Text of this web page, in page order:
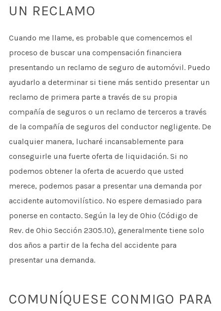
UN RECLAMO
Cuando me llame, es probable que comencemos el
proceso de buscar una compensación financiera
presentando un reclamo de seguro de automóvil. Puedo
ayudarlo a determinar si tiene más sentido presentar un
reclamo de primera parte a través de su propia
compañía de seguros o un reclamo de terceros a través
de la compañía de seguros del conductor negligente. De
cualquier manera, lucharé incansablemente para
conseguirle una fuerte oferta de liquidación. Si no
podemos obtener la oferta de acuerdo que usted
merece, podemos pasar a presentar una demanda por
accidente automovilístico. No espere demasiado para
ponerse en contacto. Según la ley de Ohio (Código de
Rev. de Ohio Sección 2305.10), generalmente tiene solo
dos años a partir de la fecha del accidente para
presentar una demanda.
COMUNÍQUESE CONMIGO PARA